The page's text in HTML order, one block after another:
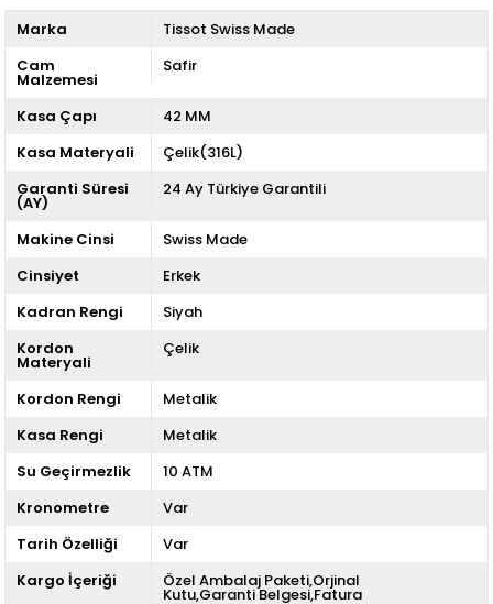
Marka
Tissot Swiss Made
Cam
Malzemesi
Safir
Kasa Çapı
42 MM
Kasa Materyali
Çelik(316L)
Garanti Süresi
(AY)
24 Ay Türkiye Garantili
Makine Cinsi
Swiss Made
Cinsiyet
Erkek
Kadran Rengi
Siyah
Kordon
Materyali
Çelik
Kordon Rengi
Metalik
Kasa Rengi
Metalik
Su Geçirmezlik
10 ATM
Kronometre
Var
Tarih Özelliği
Var
Kargo İçeriği
Özel Ambalaj Paketi,Orjinal
Kutu,Garanti Belgesi,Fatura